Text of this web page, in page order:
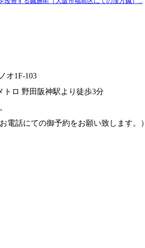
オ1F-103
トロ 野田阪神駅より徒歩3分
電話にての御予約をお願い致します。）